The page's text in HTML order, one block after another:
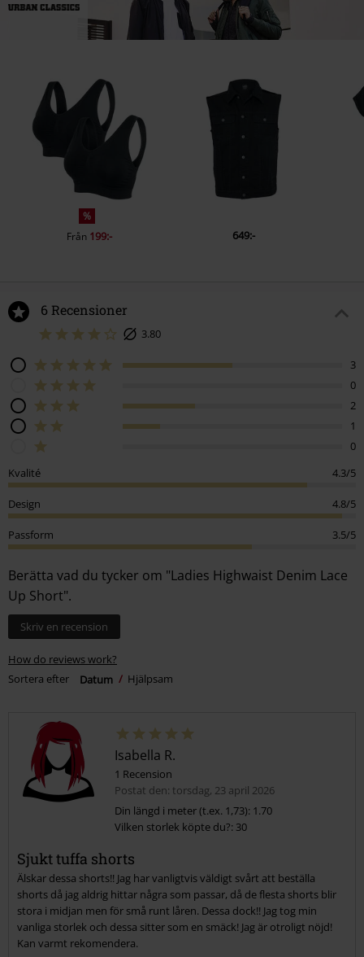
%
Från 199:- 649:-
6 Recensioner
3.80
3
0
2
1
0
Kvalité
4.3/5
Design 4.8/5
Passform 3.5/5
Berätta vad du tycker om "Ladies Highwaist Denim Lace
Up Short".
Skriv en recension
How do reviews work?
Sortera efter
Datum Hjälpsam
Isabella R.
1 Recension
Postat den: torsdag, 23 april 2026
Din längd i meter (t.ex. 1,73): 1.70
Vilken storlek köpte du?: 30
Sjukt tuffa shorts
Älskar dessa shorts!! Jag har vanligtvis väldigt svårt att beställa
shorts då jag aldrig hittar några som passar, då de flesta shorts blir
stora i midjan men för små runt låren. Dessa dock!! Jag tog min
vanliga storlek och dessa sitter som en smäck! Jag är otroligt nöjd!
Kan varmt rekomendera.